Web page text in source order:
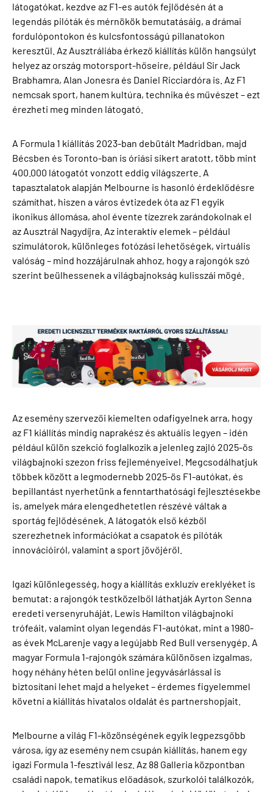
látogatókat, kezdve az F1-es autók fejlődésén át a
legendás pilóták és mérnökök bemutatásáig, a drámai
fordulópontokon és kulcsfontosságú pillanatokon
keresztül. Az Ausztráliába érkező kiállítás külön hangsúlyt
helyez az ország motorsport-hőseire, például Sir Jack
Brabhamra, Alan Jonesra és Daniel Ricciardóra is. Az F1
nemcsak sport, hanem kultúra, technika és művészet – ezt
érezheti meg minden látogató.
A Formula 1 kiállítás 2023-ban debütált Madridban, majd
Bécsben és Toronto-ban is óriási sikert aratott, több mint
400.000 látogatót vonzott eddig világszerte. A
tapasztalatok alapján Melbourne is hasonló érdeklődésre
számíthat, hiszen a város évtizedek óta az F1 egyik
ikonikus állomása, ahol évente tízezrek zarándokolnak el
az Ausztrál Nagydíjra. Az interaktív elemek – például
szimulátorok, különleges fotózási lehetőségek, virtuális
valóság – mind hozzájárulnak ahhoz, hogy a rajongók szó
szerint beülhessenek a világbajnokság kulisszái mögé.
Az esemény szervezői kiemelten odafigyelnek arra, hogy
az F1 kiállítás mindig naprakész és aktuális legyen – idén
például külön szekció foglalkozik a jelenleg zajló 2025-ös
világbajnoki szezon friss fejleményeivel. Megcsodálhatjuk
többek között a legmodernebb 2025-ös F1-autókat, és
bepillantást nyerhetünk a fenntarthatósági fejlesztésekbe
is, amelyek mára elengedhetetlen részévé váltak a
sportág fejlődésének. A látogatók első kézből
szerezhetnek információkat a csapatok és pilóták
innovációiról, valamint a sport jövőjéről.
Igazi különlegesség, hogy a kiállítás exkluzív ereklyéket is
bemutat: a rajongók testközelből láthatják Ayrton Senna
eredeti versenyruháját, Lewis Hamilton világbajnoki
trófeáit, valamint olyan legendás F1-autókat, mint a 1980-
as évek McLarenje vagy a legújabb Red Bull versenygép. A
magyar Formula 1-rajongók számára különösen izgalmas,
hogy néhány héten belül online jegyvásárlással is
biztosítani lehet majd a helyeket – érdemes figyelemmel
követni a kiállítás hivatalos oldalát és partnershopjait.
Melbourne a világ F1-közönségének egyik legpezsgőbb
városa, így az esemény nem csupán kiállítás, hanem egy
igazi Formula 1-fesztivál lesz. Az 88 Galleria központban
családi napok, tematikus előadások, szurkolói találkozók,